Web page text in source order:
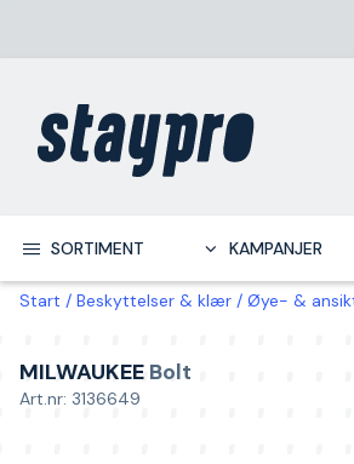
SORTIMENT KAMPANJER
Start Beskyttelser & klær Øye- &
MILWAUKEE Bolt
Art.nr: 3136649